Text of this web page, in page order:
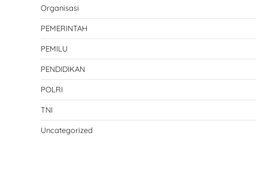
Organisasi
PEMERINTAH
PEMILU
PENDIDIKAN
POLRI
TNI
Uncategorized